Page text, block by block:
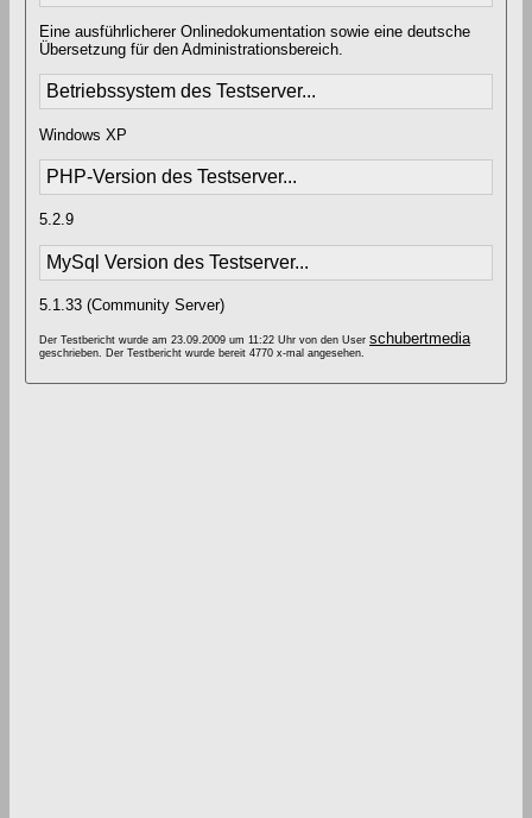
Eine ausführlicherer Onlinedokumentation sowie eine deutsche
Übersetzung für den Administrationsbereich.
Betriebssystem des Testserver...
Windows XP
PHP-Version des Testserver...
5.2.9
MySql Version des Testserver...
5.1.33 (Community Server)
Der Testbericht wurde am 23.09.2009 um 11:22 Uhr von den User schubertmedia
geschrieben. Der Testbericht wurde bereit 4770 x-mal angesehen.